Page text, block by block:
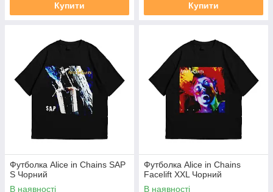
Купити Купити
Футболка Alice in Chains SAP
S Чорний
В наявності
Футболка Alice in Chains
Facelift XXL Чорний
В наявності